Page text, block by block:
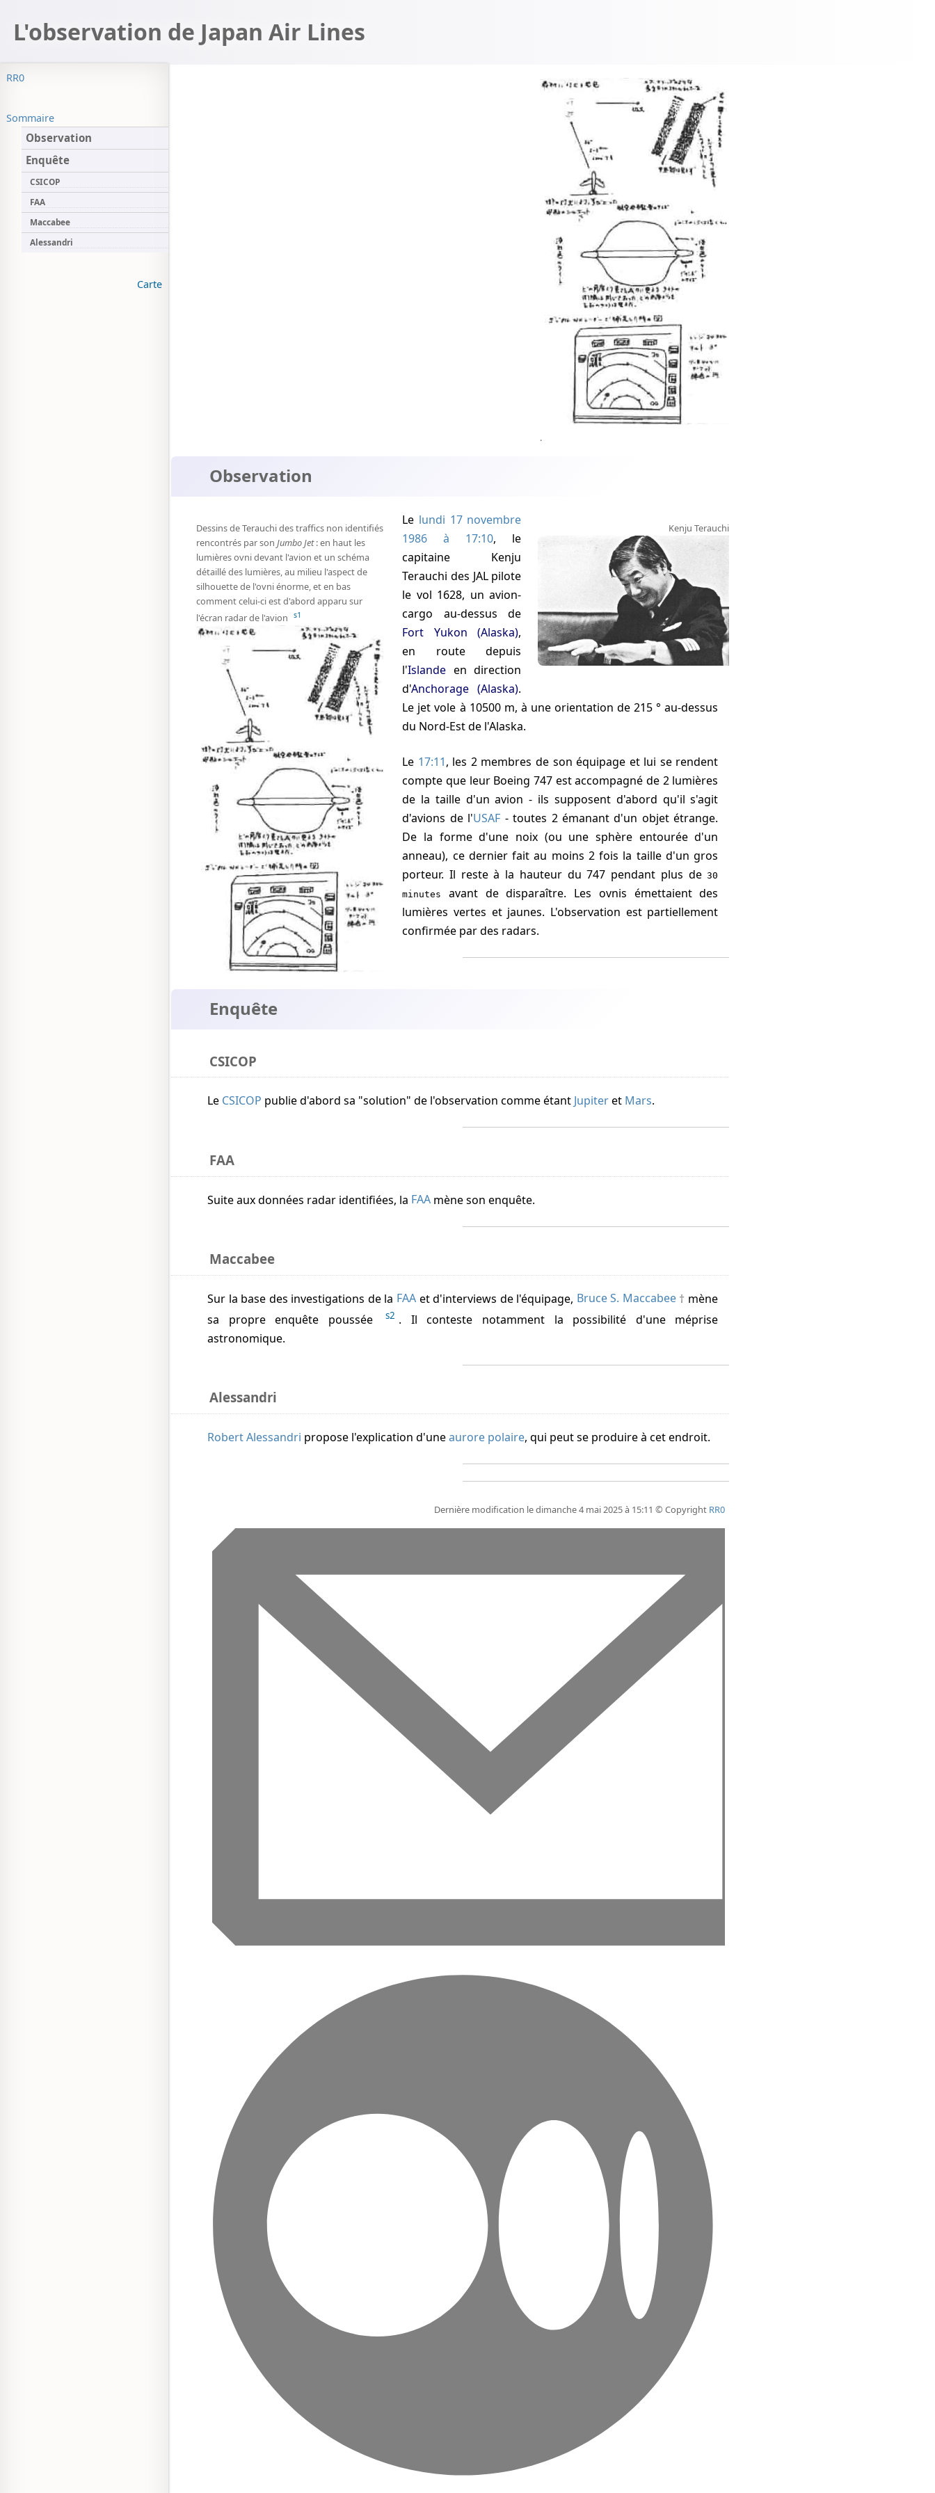
L'observation de Japan Air Lines
RR0
Sommaire
Observation
Enquête
CSICOP
FAA
Maccabee
Alessandri
Carte
.
Observation
Kenju Terauchi
Dessins de Terauchi des traffics non identifiés
rencontrés par sonJumbo Jet: en haut les
lumières ovni devant l'avion et un schéma
détaillé des lumières, au milieu l'aspect de
silhouette de l'ovni énorme, et en bas
comment celui-ci est d'abord apparu sur
l'écran radar de l'avion
s1
Le lundi 17 novembre
1986 à 17:10, le
capitaine Kenju
Terauchi des JAL pilote
le vol 1628, un avion-
cargo au-dessus de
Fort Yukon (Alaska),
en route depuis
l'Islande en direction
d'Anchorage (Alaska).
Le jet vole à 10500 m, à une orientation de 215 ° au-dessus
du Nord-Est de l'Alaska.
Le 17:11, les 2 membres de son équipage et lui se rendent
compte que leur Boeing 747 est accompagné de 2 lumières
de la taille d'un avion - ils supposent d'abord qu'il s'agit
d'avions de l'USAF - toutes 2 émanant d'un objet étrange.
De la forme d'une noix (ou une sphère entourée d'un
anneau), ce dernier fait au moins 2 fois la taille d'un gros
porteur. Il reste à la hauteur du 747 pendant plus de30
minutes
avant de disparaître. Les ovnis émettaient des
lumières vertes et jaunes. L'observation est partiellement
confirmée par des radars.
Enquête
CSICOP
Le CSICOP publie d'abord sa "solution" de l'observation comme étant Jupiteret Mars.
FAA
Suite aux données radar identifiées, la FAA mène son enquête.
Maccabee
Sur la base des investigations de la FAAet d'interviews de l'équipage, Bruce S. Maccabee
mène
sa propre enquête poussée
s2 . Il conteste notamment la possibilité d'une méprise
astronomique.
Alessandri
Robert Alessandri propose l'explication d'uneaurore polaire, qui peut se produire à cet endroit.
Dernière modification le dimanche 4 mai 2025 à 15:11 © Copyright RR0